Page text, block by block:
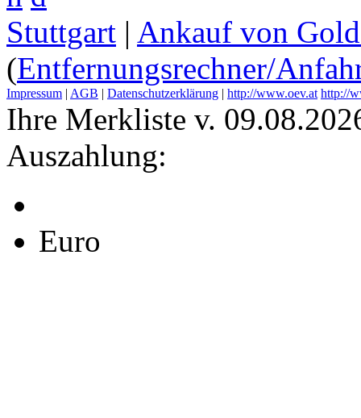
Stuttgart | Ankauf von
(Entfernungsrechner/
Impressum | AGB | Datenschutzerklärung | http://www.oev.at http://
Ihre Merkliste v.
Auszahlung:
Euro